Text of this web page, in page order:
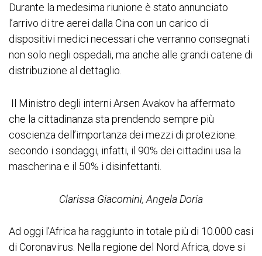
Durante la medesima riunione è stato annunciato
l’arrivo di tre aerei dalla Cina con un carico di
dispositivi medici necessari che verranno consegnati
non solo negli ospedali, ma anche alle grandi catene di
distribuzione al dettaglio.
Il Ministro degli interni Arsen Avakov ha affermato
che la cittadinanza sta prendendo sempre più
coscienza dell’importanza dei mezzi di protezione:
secondo i sondaggi, infatti, il 90% dei cittadini usa la
mascherina e il 50% i disinfettanti.
Clarissa Giacomini, Angela Doria
Ad oggi l’Africa ha raggiunto in totale più di 10.000 casi
di Coronavirus. Nella regione del Nord Africa, dove si